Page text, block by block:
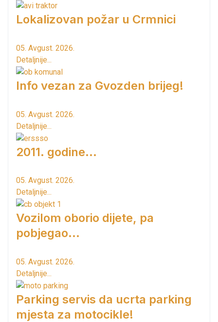
Lokalizovan požar u Crmnici
05. Avgust. 2026.
Detaljnije...
Info vezan za Gvozden brijeg!
05. Avgust. 2026.
Detaljnije...
2011. godine...
05. Avgust. 2026.
Detaljnije...
Vozilom oborio dijete, pa
pobjegao...
05. Avgust. 2026.
Detaljnije...
Parking servis da ucrta parking
mjesta za motocikle!